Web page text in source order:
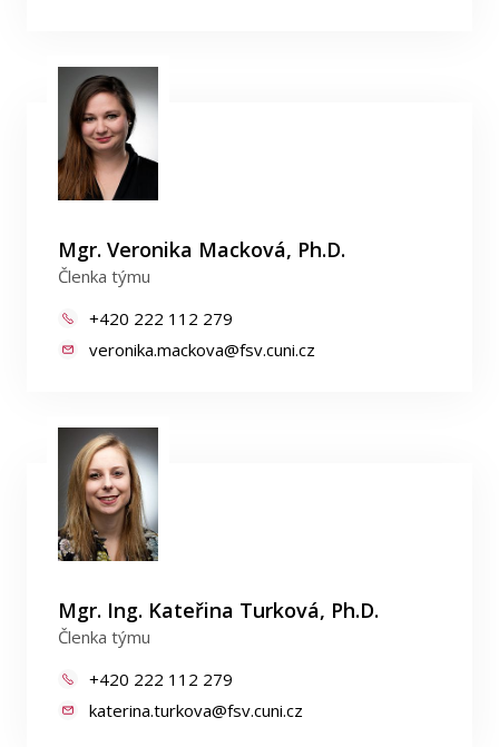
Mgr. Veronika Macková, Ph.D.
Členka týmu
+420 222 112 279
veronika.mackova@fsv.cuni.cz
Mgr. Ing. Kateřina Turková, Ph.D.
Členka týmu
+420 222 112 279
katerina.turkova@fsv.cuni.cz